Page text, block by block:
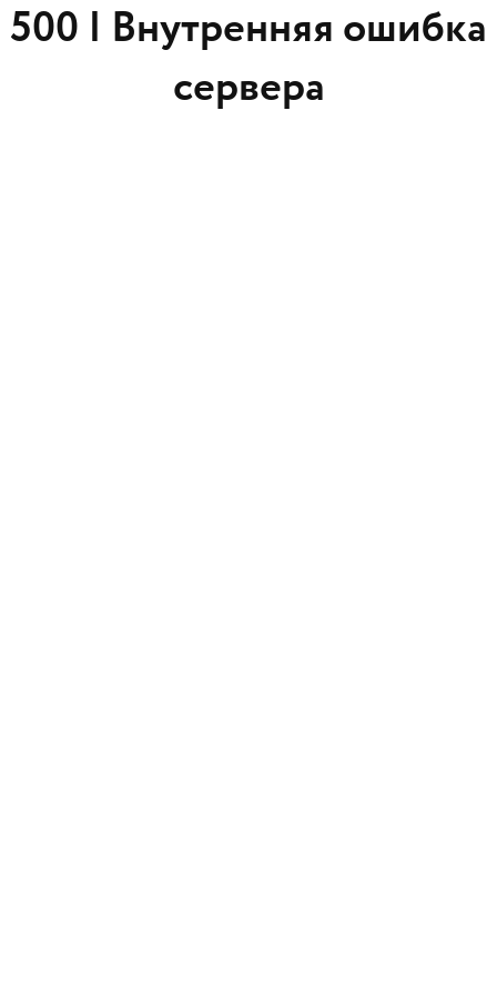
500 | Внутренняя ошибка
сервера